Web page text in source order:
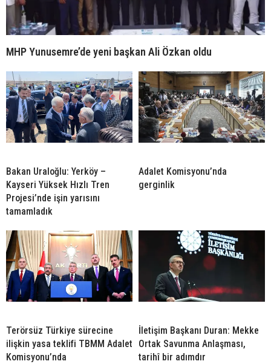
MHP Yunusemre’de yeni başkan Ali Özkan oldu
Bakan Uraloğlu: Yerköy –
Kayseri Yüksek Hızlı Tren
Projesi’nde işin yarısını
tamamladık
Adalet Komisyonu’nda
gerginlik
Terörsüz Türkiye sürecine
ilişkin yasa teklifi TBMM Adalet
Komisyonu’nda
İletişim Başkanı Duran: Mekke
Ortak Savunma Anlaşması,
tarihî bir adımdır